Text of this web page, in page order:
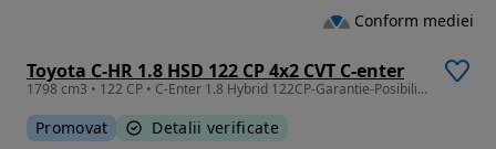
Toyota C-HR 1.8 HSD 122 CP 4x2 CVT C-enter
1798 cm3 • 122 CP • C-Enter 1.8 Hybrid 122CP-Garantie-Posibilitate finantare
Promovat Detalii verificate
Conform mediei